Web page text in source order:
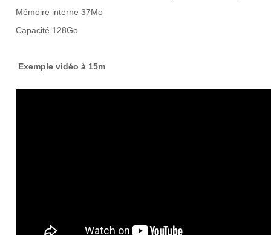
Mémoire interne 37Mo
Capacité 128Go
Exemple vidéo à 15m